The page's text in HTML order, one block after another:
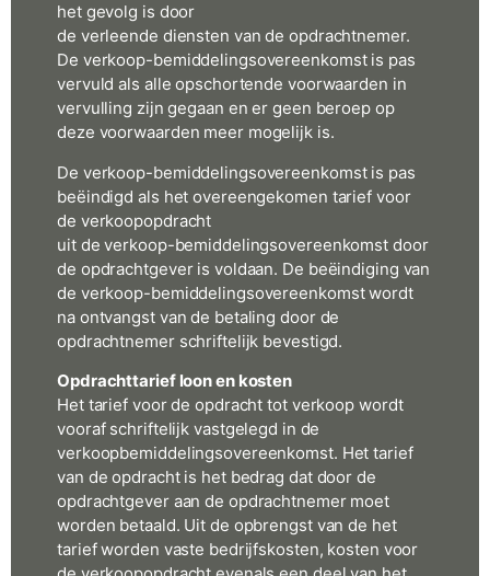
het gevolg is door
de verleende diensten van de opdrachtnemer.
De verkoop-bemiddelingsovereenkomst is pas
vervuld als alle opschortende voorwaarden in
vervulling zijn gegaan en er geen beroep op
deze voorwaarden meer mogelijk is.
De verkoop-bemiddelingsovereenkomst is pas
beëindigd als het overeengekomen tarief voor
de verkoopopdracht
uit de verkoop-bemiddelingsovereenkomst door
de opdrachtgever is voldaan. De beëindiging van
de verkoop-bemiddelingsovereenkomst wordt
na ontvangst van de betaling door de
opdrachtnemer schriftelijk bevestigd.
Opdrachttarief loon en kosten
Het tarief voor de opdracht tot verkoop wordt
vooraf schriftelijk vastgelegd in de
verkoopbemiddelingsovereenkomst. Het tarief
van de opdracht is het bedrag dat door de
opdrachtgever aan de opdrachtnemer moet
worden betaald. Uit de opbrengst van de het
tarief worden vaste bedrijfskosten, kosten voor